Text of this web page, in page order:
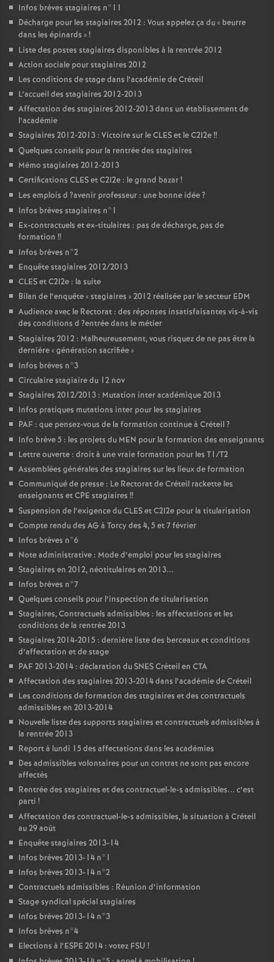
Infos brèves stagiaires n°11
Décharge pour les stagiaires 2012 : Vous appelez ça du « beurre
dans les épinards »!
Liste des postes stagiaires disponibles à la rentrée 2012
Action sociale pour stagiaires 2012
Les conditions de stage dans l’académie de Créteil
L’accueil des stagiaires 2012-2013
Affectation des stagiaires 2012-2013 dans un établissement de
l’académie
Stagiaires 2012-2013 : Victoire sur leCLESet le C2I2e!!
Quelques conseils pour la rentrée des stagiaires
Mémo stagiaires 2012-2013
Certifications CLESet C2I2e : le grand bazar!
Les emplois d ?avenir professeur : une bonne idée?
Infos brèves stagiaires n°1
Ex-contractuels et ex-titulaires : pas de décharge, pas de
formation !!
Infos brèves n°2
Enquête stagiaires 2012/2013
CLESet C2I2e : la suite
Bilan de l’enquête «stagiaires » 2012 réalisée par le secteur EDM
Audience avec le Rectorat : des réponses insatisfaisantes vis-à-vis
des conditions d ?entrée dans le métier
Stagiaires 2012 : Malheureusement, vous risquez de ne pas être la
dernière «génération sacrifiée»
Infos brèves n°3
Circulaire stagiaire du 12 nov
Stagiaires 2012/2013 : Mutation inter académique 2013
Infos pratiques mutations inter pour les stagiaires
PAF : que pensez-vous de la formation continue à Créteil?
Info brève 5 : les projets du MEN pour la formation des enseignants
Lettre ouverte : droit à une vraie formation pour les T1/T2
Assemblées générales des stagiaires sur les lieux de formation
Communiqué de presse : Le Rectorat de Créteil rackette les
enseignants etCPE stagiaires !!
Suspension de l’exigence duCLESet C2I2e pour la titularisation
Compte rendu des AG à Torcy des 4, 5 et 7 février
Infos brèves n°6
Note administrative : Mode d’emploi pour les stagiaires
Stagiaires en 2012, néotitulaires en 2013...
Infos brèves n°7
Quelques conseils pour l’inspection de titularisation
Stagiaires, Contractuels admissibles : les affectations et les
conditions de la rentrée 2013
Stagiaires 2014-2015 : dernière liste des berceaux et conditions
d’affectation et de stage
PAF2013-2014 : déclaration duSNESCréteil en CTA
Affectation des stagiaires 2013-2014 dans l’académie de Créteil
Les conditions de formation des stagiaires et des contractuels
admissibles en 2013-2014
Nouvelle liste des supports stagiaires et contractuels admissibles à
la rentrée 2013
Report à lundi 15 des affectations dans les académies
Des admissibles volontaires pour un contrat ne sont pas encore
affectés
Rentrée des stagiaires et des contractuel-le-s admissibles... c’est
parti !
Affectation des contractuel-le-s admissibles, la situation à Créteil
au 29 août
Enquête stagiaires 2013-14
Infos brèves 2013-14 n°1
Infos brèves 2013-14 n°2
Contractuels admissibles : Réunion d’information
Stage syndical spécial stagiaires
Infos brèves 2013-14 n°3
Infos brèves n°4
Elections à l’ESPE 2014 : votez FSU !